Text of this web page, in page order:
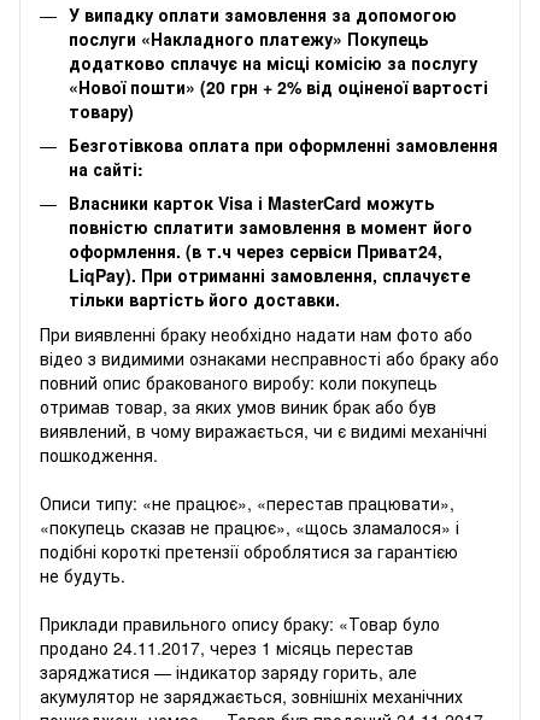
У випадку оплати замовлення за допомогою
послуги «Накладного платежу» Покупець
додатково сплачує на місці комісію за послугу
«Нової пошти» (20 грн + 2% від оціненої вартості
товару)
Безготівкова оплата при оформленні замовлення
на сайті:
Власники карток Visa і MasterCard можуть
повністю сплатити замовлення в момент його
оформлення. (в т.ч через сервіси Приват24,
LiqPay). При отриманні замовлення, сплачуєте
тільки вартість його доставки.
‌‌При виявленні браку необхідно надати нам фото або
відео з видимими ознаками несправності або браку або
повний опис бракованого виробу: коли покупець
отримав товар, за яких умов виник брак або був
виявлений, в чому виражається, чи є видимі механічні
пошкодження.
Описи типу: «не працює», «перестав працювати»,
«покупець сказав не працює», «щось зламалося» і
подібні короткі претензії оброблятися за гарантією
не будуть.
Приклади правильного опису браку: «Товар було
продано 24.11.2017, через 1 місяць перестав
заряджатися — індикатор заряду горить, але
акумулятор не заряджається, зовнішніх механічних